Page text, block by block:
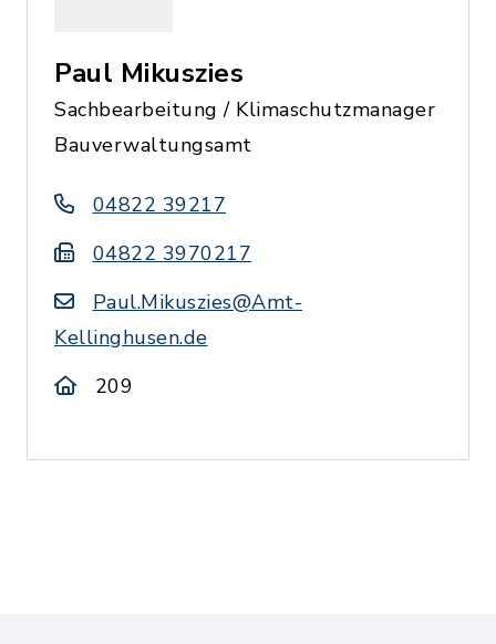
Paul Mikuszies
Sachbearbeitung / Klimaschutzmanager
Bauverwaltungsamt
04822 39217
04822 3970217
Paul.Mikuszies@Amt-
Kellinghusen.de
209